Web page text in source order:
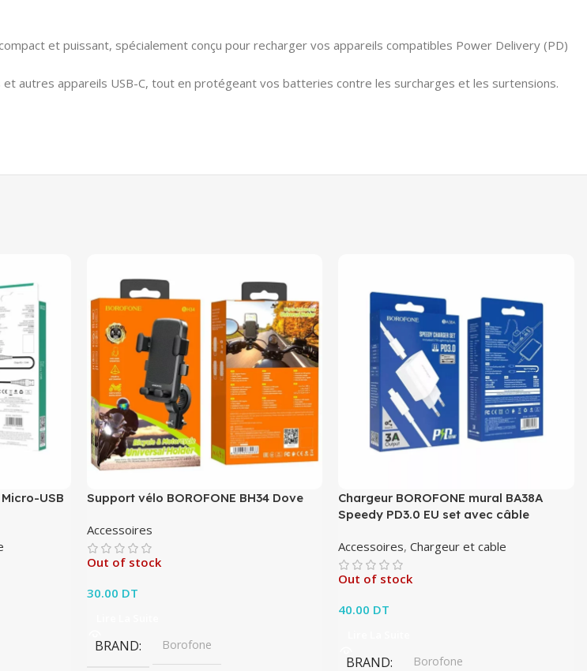
et puissant, spécialement conçu pour recharger vos appareils compatibles Power Delivery (PD)
autres appareils USB-C, tout en protégeant vos batteries contre les surcharges et les surtensions.
USB
Support vélo BOROFONE BH34 Dove
Accessoires
Out of stock
30.00 DT
BRAND Borofone
Chargeur BOROFONE mural BA38A
Speedy PD3.0 EU set avec câble
Accessoires,Chargeur et cable
Out of stock
40.00 DT
BRAND Borofone